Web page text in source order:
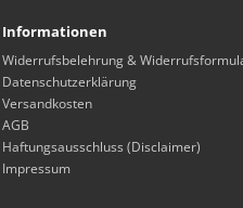
Informationen
Widerrufsbelehrung &
Datenschutzerklärung
Versandkosten
AGB
Haftungsausschluss (Disclaimer)
Impressum